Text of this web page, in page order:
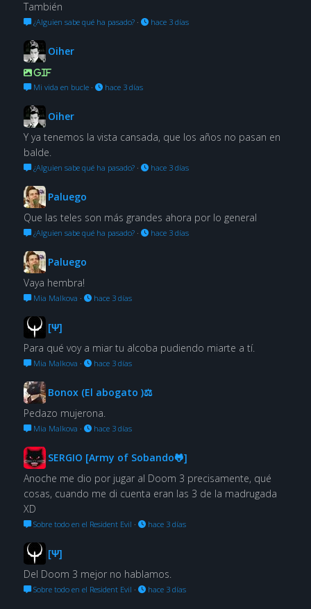
También
¿Alguien sabe qué ha pasado?· hace 3 días
Oiher
GIF
Mi vida en bucle· hace 3 días
Oiher
Y ya tenemos la vista cansada, que los años no pasan en
balde.
¿Alguien sabe qué ha pasado?· hace 3 días
Paluego
Que las teles son más grandes ahora por lo general
¿Alguien sabe qué ha pasado?· hace 3 días
Paluego
Vaya hembra!
Mia Malkova · hace 3 días
[Ψ]
Para qué voy a miar tu alcoba pudiendo miarte a tí.
Mia Malkova · hace 3 días
Bonox (El abogato )⚖
Pedazo mujerona.
Mia Malkova · hace 3 días
SERGIO [Army of Sobando🐸]
Anoche me dio por jugar al Doom 3 precisamente, qué
cosas, cuando me di cuenta eran las 3 de la madrugada
XD
Sobre todo en el Resident Evil · hace 3 días
[Ψ]
Del Doom 3 mejor no hablamos.
Sobre todo en el Resident Evil · hace 3 días